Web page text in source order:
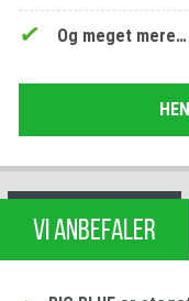
Og meget mere…
VI ANBEFALER